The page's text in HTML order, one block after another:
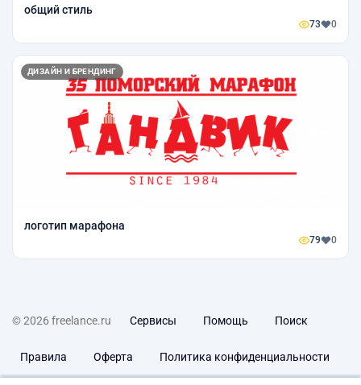
общий стиль
73 0
ДИЗАЙН И БРЕНДИНГ
логотип марафона
79 0
© 2026 freelance.ru Сервисы Помощь Поиск
Правила Оферта Политика конфиденциальности